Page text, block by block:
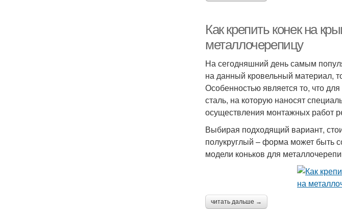
Как крепить конек на
металлочерепицу
На сегодняшний день самым
на данный кровельный материал,
Особенностью является то, что
сталь, на которую наносят
осуществления монтажных работ
Выбирая подходящий вариант,
полукруглый – форма может быть
модели коньков для
читать дальше →